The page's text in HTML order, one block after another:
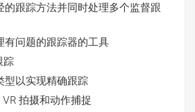
的跟踪方法并同时处理多个监督跟
有问题的跟踪器的工具
踪
型以实现精确跟踪
拍摄和动作捕捉